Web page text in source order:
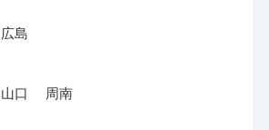
広島
山口 周南